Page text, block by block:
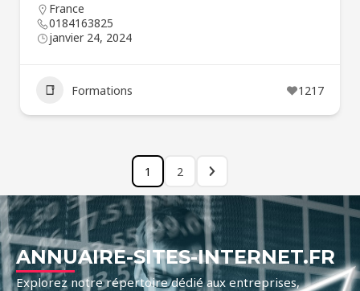
France
0184163825
janvier 24, 2024
Formations 1217
1 2
ANNUAIRE-SITES-INTERNET.FR
Explorez notre répertoire dédié aux entreprises,